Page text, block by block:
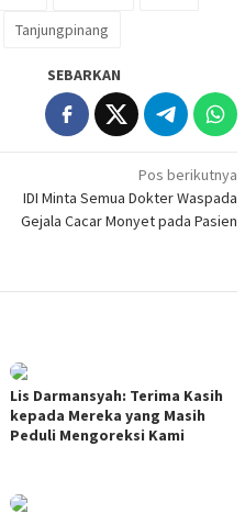
Tanjungpinang
SEBARKAN
Pos berikutnya
IDI Minta Semua Dokter Waspada
Gejala Cacar Monyet pada Pasien
Lis Darmansyah: Terima Kasih
kepada Mereka yang Masih
Peduli Mengoreksi Kami